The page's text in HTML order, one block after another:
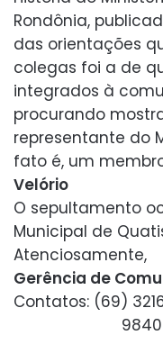
Rondônia,
das orientações
colegas foi a de
integrados à
procurando
representante do
fato é, um
Velório
O sepultamento
Municipal de
Atenciosamente,
Gerência de
Contatos: (69)
98408-